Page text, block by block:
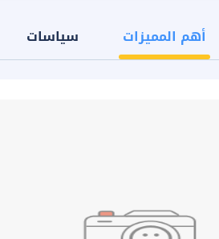
أهم المميزات سياسات